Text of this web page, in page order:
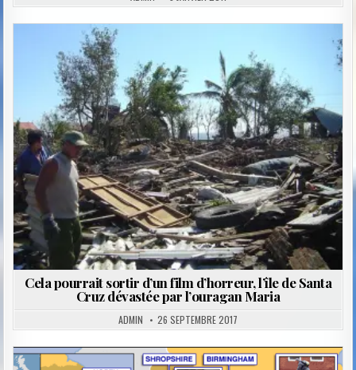
Posted
in
Cela pourrait sortir d’un film d’horreur, l’île de Santa
Cruz dévastée par l’ouragan Maria
ADMIN 26 SEPTEMBRE 2017